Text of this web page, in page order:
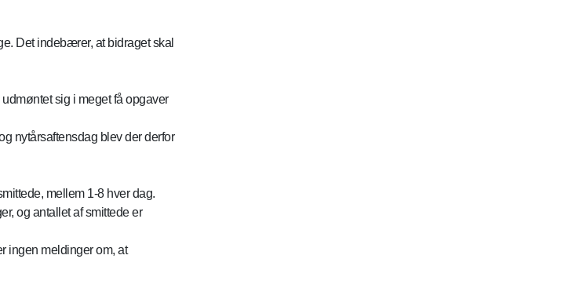
Det indebærer, at bidraget skal
sig i meget få opgaver
nytårsaftensdag blev der derfor
mellem 1-8 hver dag.
og antallet af smittede er
ingen meldinger om, at